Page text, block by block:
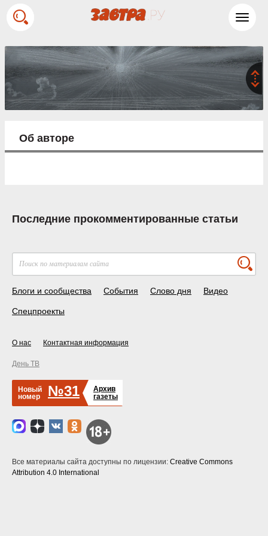
Об авторе
Последние прокомментированные статьи
Блоги и сообщества События Слово дня Видео
Спецпроекты
О нас Контактная информация
День ТВ
Новый
номер
№31
Архив
газеты
Все материалы сайта доступны по лицензии: Creative Commons
Attribution 4.0 International